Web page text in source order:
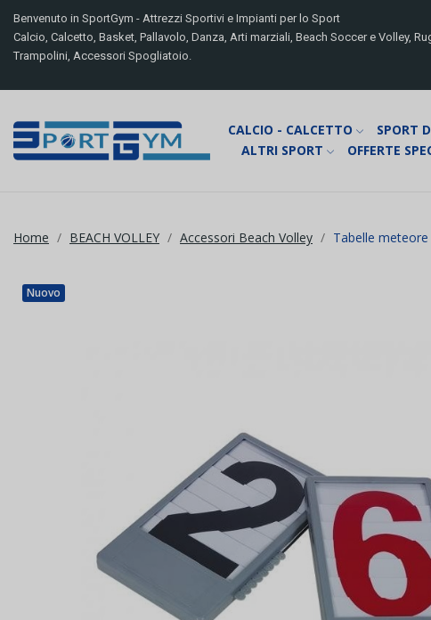
Benvenuto in SportGym - Attrezzi Sportivi e Impianti per lo Sport
Calcio, Calcetto, Basket, Pallavolo, Danza, Arti marziali, Beach Soccer e Volley,
Trampolini, Accessori Spogliatoio.
CALCIO - CALCETTO SPORT
ALTRI SPORT
OFFERTE
Home BEACH VOLLEY Accessori Beach Volley Tabelle
Nuovo